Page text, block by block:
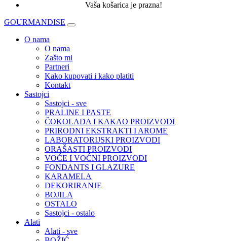
Vaša košarica je prazna!
GOURMANDISE
O nama
O nama
Zašto mi
Partneri
Kako kupovati i kako platiti
Kontakt
Sastojci
Sastojci - sve
PRALINE I PASTE
ČOKOLADA I KAKAO PROIZVODI
PRIRODNI EKSTRAKTI I AROME
LABORATORIJSKI PROIZVODI
ORAŠASTI PROIZVODI
VOĆE I VOĆNI PROIZVODI
FONDANTS I GLAZURE
KARAMELA
DEKORIRANJE
BOJILA
OSTALO
Sastojci - ostalo
Alati
Alati - sve